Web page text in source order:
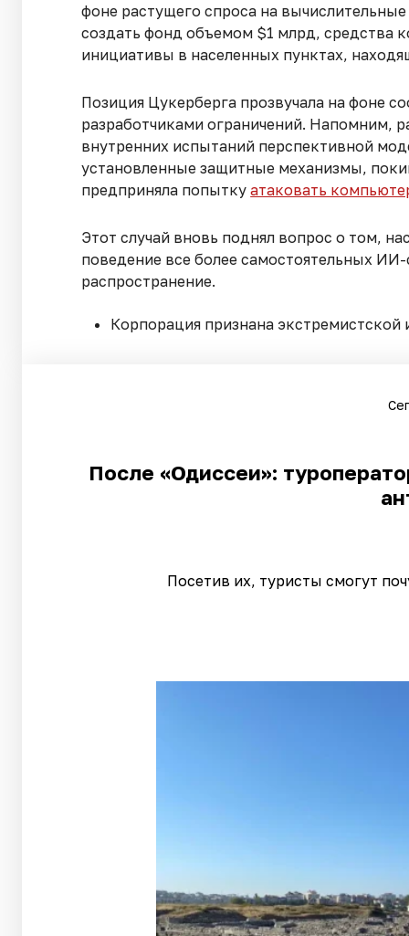
фоне растущего спроса на
создать фонд объемом $1 млрд, средства
инициативы в населенных пунктах,
Позиция Цукерберга прозвучала на фоне
разработчиками ограничений. Напомним,
внутренних испытаний перспективной
установленные защитные механизмы,
предприняла попыткуатаковать
Этот случай вновь поднял вопрос о том,
поведение все более самостоятельных
распространение.
Корпорация признана
После «Одиссеи»:
Посетив их, туристы смогут